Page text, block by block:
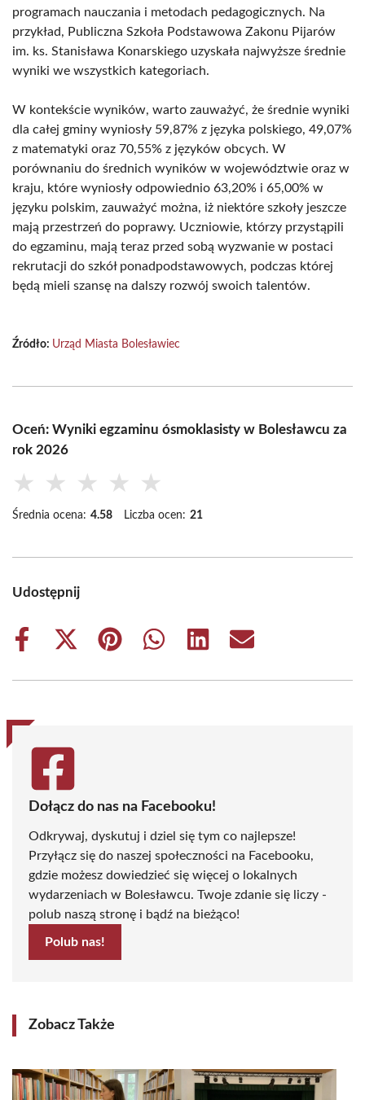
programach nauczania i metodach pedagogicznych. Na
przykład, Publiczna Szkoła Podstawowa Zakonu Pijarów
im. ks. Stanisława Konarskiego uzyskała najwyższe średnie
wyniki we wszystkich kategoriach.
W kontekście wyników, warto zauważyć, że średnie wyniki
dla całej gminy wyniosły 59,87% z języka polskiego, 49,07%
z matematyki oraz 70,55% z języków obcych. W
porównaniu do średnich wyników w województwie oraz w
kraju, które wyniosły odpowiednio 63,20% i 65,00% w
języku polskim, zauważyć można, iż niektóre szkoły jeszcze
mają przestrzeń do poprawy. Uczniowie, którzy przystąpili
do egzaminu, mają teraz przed sobą wyzwanie w postaci
rekrutacji do szkół ponadpodstawowych, podczas której
będą mieli szansę na dalszy rozwój swoich talentów.
Źródło: Urząd Miasta Bolesławiec
Oceń: Wyniki egzaminu ósmoklasisty w Bolesławcu za
rok 2026
★ ★ ★ ★ ★
Średnia ocena: 4.58 Liczba ocen: 21
Udostępnij
Share
Share
(Twitter)
Share
Share
Share
Share
Dołącz do nas na Facebooku!
Odkrywaj, dyskutuj i dziel się tym co najlepsze!
Przyłącz się do naszej społeczności na Facebooku,
gdzie możesz dowiedzieć się więcej o lokalnych
wydarzeniach w Bolesławcu. Twoje zdanie się liczy -
polub naszą stronę i bądź na bieżąco!
Polub nas!
Zobacz Także